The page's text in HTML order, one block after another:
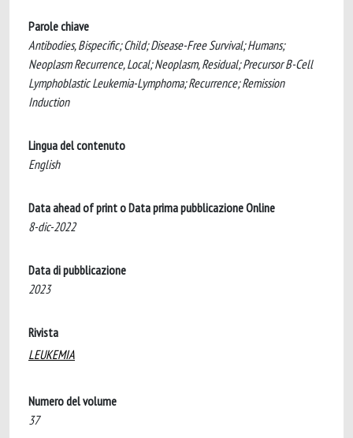
Parole chiave
Antibodies, Bispecific; Child; Disease-Free Survival; Humans;
Neoplasm Recurrence, Local; Neoplasm, Residual; Precursor B-Cell
Lymphoblastic Leukemia-Lymphoma; Recurrence; Remission
Induction
Lingua del contenuto
English
Data ahead of print o Data prima pubblicazione Online
8-dic-2022
Data di pubblicazione
2023
Rivista
LEUKEMIA
Numero del volume
37